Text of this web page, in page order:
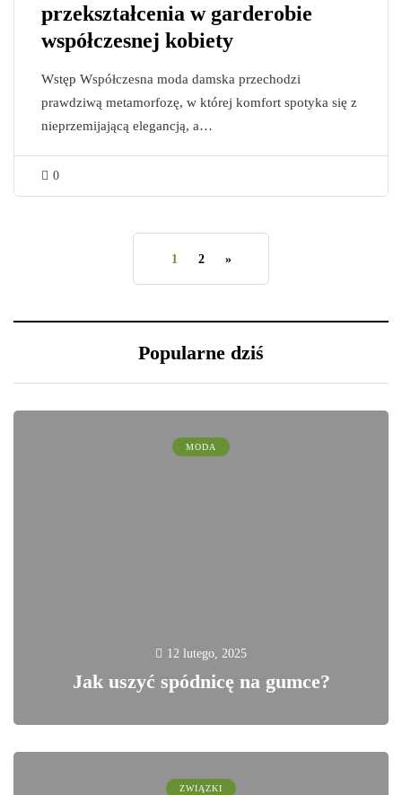
przekształcenia w garderobie
współczesnej kobiety
Wstęp Współczesna moda damska przechodzi
prawdziwą metamorfozę, w której komfort spotyka się z
nieprzemijającą elegancją, a…
0
1 2 »
Popularne dziś
MODA
12 lutego, 2025
Jak uszyć spódnicę na gumce?
ZWIĄZKI